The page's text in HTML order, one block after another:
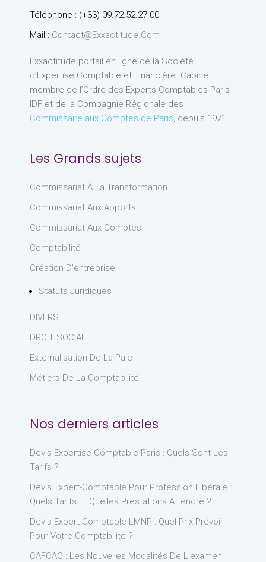
Téléphone : (+33) 09.72.52.27.00
Mail : Contact@exxactitude.com
Exxactitude portail en ligne de la Société
d’Expertise Comptable et Financière. Cabinet
membre de l’Ordre des Experts Comptables Paris
IDF et de la Compagnie Régionale des
Commissaire aux Comptes de Paris , depuis 1971.
Les Grands sujets
Commissariat À La Transformation
Commissariat Aux Apports
Commissariat Aux Comptes
Comptabilité
Création D'entreprise
Statuts Juridiques
DIVERS
DROIT SOCIAL
Externalisation De La Paie
Métiers De La Comptabilité
Nos derniers articles
Devis Expertise Comptable Paris : Quels Sont Les
Tarifs ?
Devis Expert-Comptable Pour Profession Libérale :
Quels Tarifs Et Quelles Prestations Attendre ?
Devis Expert-Comptable LMNP : Quel Prix Prévoir
Pour Votre Comptabilité ?
CAFCAC : Les Nouvelles Modalités De L’examen